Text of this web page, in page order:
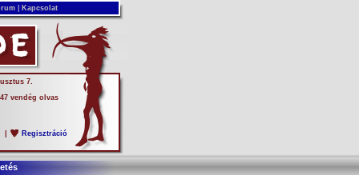
Kapcsolat
7.
vendég olvas
Regisztráció